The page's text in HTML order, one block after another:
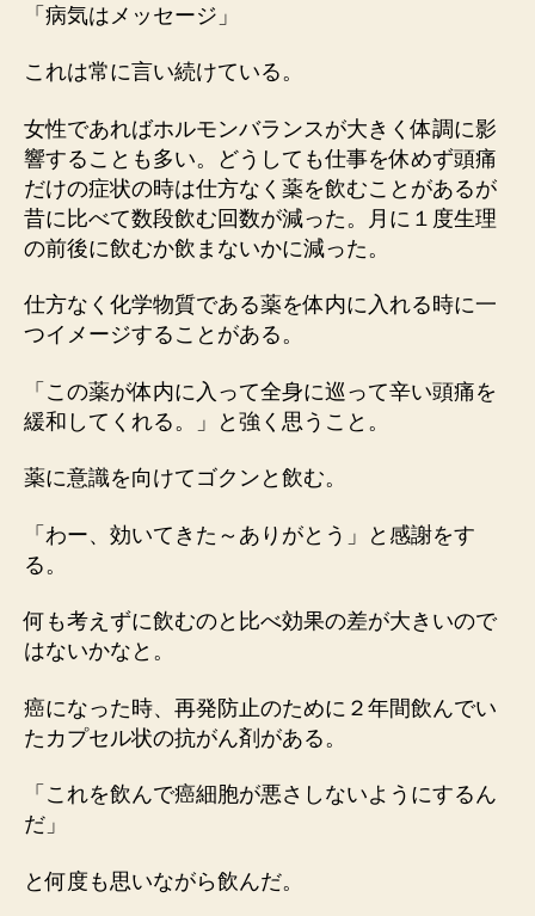
「病気はメッセージ」
これは常に言い続けている。
女性であればホルモンバランスが大きく体調に影
響することも多い。どうしても仕事を休めず頭痛
だけの症状の時は仕方なく薬を飲むことがあるが
昔に比べて数段飲む回数が減った。月に１度生理
の前後に飲むか飲まないかに減った。
仕方なく化学物質である薬を体内に入れる時に一
つイメージすることがある。
「この薬が体内に入って全身に巡って辛い頭痛を
緩和してくれる。」と強く思うこと。
薬に意識を向けてゴクンと飲む。
「わー、効いてきた～ありがとう」と感謝をす
る。
何も考えずに飲むのと比べ効果の差が大きいので
はないかなと。
癌になった時、再発防止のために２年間飲んでい
たカプセル状の抗がん剤がある。
「これを飲んで癌細胞が悪さしないようにするん
だ」
と何度も思いながら飲んだ。